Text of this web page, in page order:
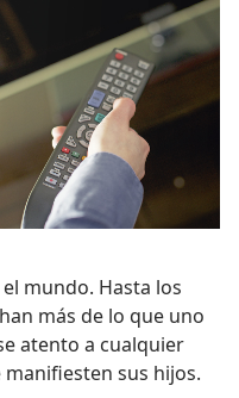
mundo. Hasta los
más de lo que uno
atento a cualquier
sus hijos.